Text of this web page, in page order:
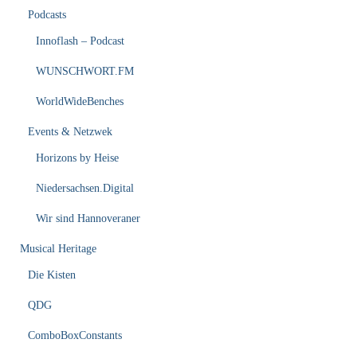
Podcasts
Innoflash – Podcast
WUNSCHWORT.FM
WorldWideBenches
Events & Netzwek
Horizons by Heise
Niedersachsen.Digital
Wir sind Hannoveraner
Musical Heritage
Die Kisten
QDG
ComboBoxConstants